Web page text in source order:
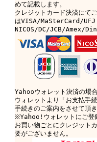
めて記載します。
クレジットカード決済にて
はVISA/MaSterCard/UFJ
NICOS/DC/JCB/Amex/
Yahooウォレット決済の場
ウォレットより「お支払手
手続きのご案内をさせて頂き
※Yahoo!ウォレットにご登
お買い物ごとにクレジット
要がございません。